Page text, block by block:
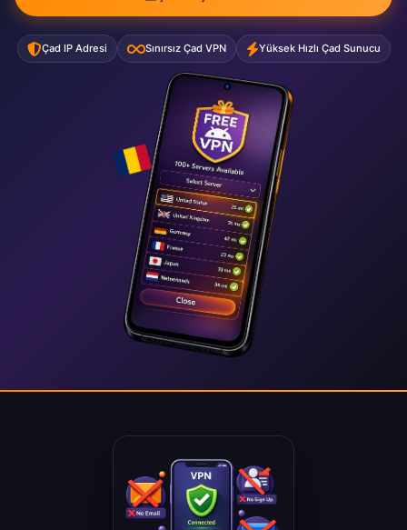
Çad IP Adresi Sınırsız Çad VPN Yüksek Hızlı Çad Sunucu